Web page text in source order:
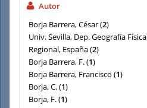
Autor
Borja Barrera, César(2)
Univ. Sevilla, Dep. Geografía
Regional, España(2)
Borja Barrera, F.(1)
Borja Barrera, Francisco (1)
Borja, C.(1)
Borja, F.(1)